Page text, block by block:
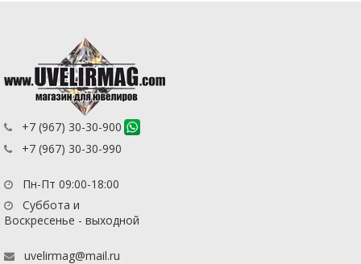
+7 (967) 30-30-900
+7 (967) 30-30-990
Пн-Пт 09:00-18:00
Суббота и
Воскресенье - выходной
uvelirmag@mail.ru